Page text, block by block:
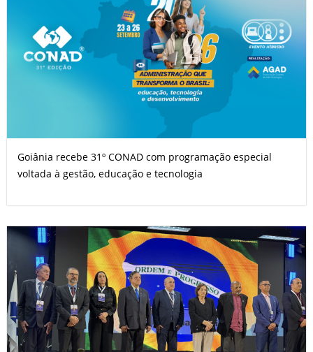
Goiânia recebe 31º CONAD com programação especial
voltada à gestão, educação e tecnologia